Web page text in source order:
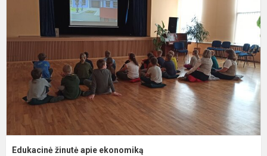
Edukacinė žinutė apie ekonomiką